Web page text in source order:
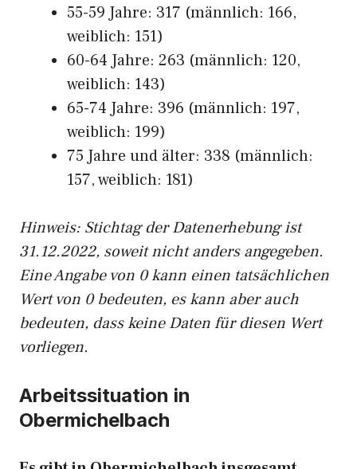
55-59 Jahre: 317 (männlich: 166,
weiblich: 151)
60-64 Jahre: 263 (männlich: 120,
weiblich: 143)
65-74 Jahre: 396 (männlich: 197,
weiblich: 199)
75 Jahre und älter: 338 (männlich:
157, weiblich: 181)
Hinweis: Stichtag der Datenerhebung ist
31.12.2022, soweit nicht anders angegeben.
Eine Angabe von 0 kann einen tatsächlichen
Wert von 0 bedeuten, es kann aber auch
bedeuten, dass keine Daten für diesen Wert
vorliegen.
Arbeitssituation in
Obermichelbach